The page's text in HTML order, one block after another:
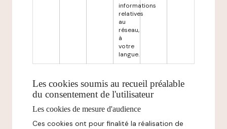
informations
relatives
au
réseau,
à
votre
langue.
Les cookies soumis au recueil préalable
du consentement de l'utilisateur
Les cookies de mesure d'audience
Ces cookies ont pour finalité la réalisation de